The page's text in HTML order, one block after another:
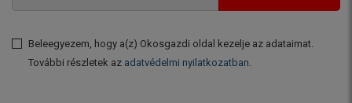
Beleegyezem, hogy a(z) Okosgazdi oldal kezelje az adataimat.
További részletek az adatvédelmi nyilatkozatban.